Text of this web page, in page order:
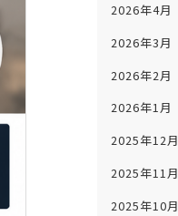
2026年4月
2026年3月
2026年2月
2026年1月
2025年12月
2025年11月
2025年10月